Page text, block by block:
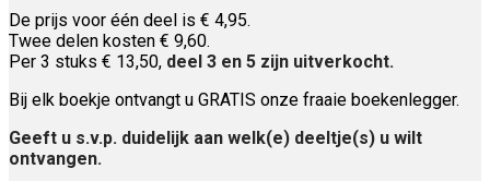
De prijs voor één deel is € 4,95.
Twee delen kosten € 9,60.
Per 3 stuks € 13,50, deel 3 en 5 zijn uitverkocht.
Bij elk boekje ontvangt u GRATIS onze fraaie boekenlegger.
Geeft u s.v.p. duidelijk aan welk(e) deeltje(s) u wilt
ontvangen.